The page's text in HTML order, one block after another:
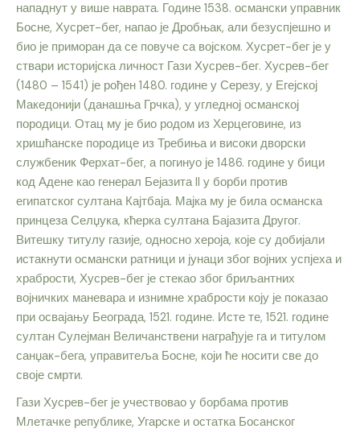
нападнут у више наврата. Године 1538. османски управник
Босне, Хусрет-бег, напао је Дробњак, али безуспјешно и
био је приморан да се повуче са војском. Хусрет-бег је у
ствари историјска личност Гази Хусрев-бег. Хусрев-бег
(1480 – 1541) је рођен 1480. године у Серезу, у Егејској
Македонији (данашња Грчка), у угледној османској
породици. Отац му је био родом из Херцеговине, из
хришћанске породице из Требиња и високи дворски
службеник Ферхат-бег, а погинуо је 1486. године у бици
код Адене као генерал Бејазита II у борби против
египатског султана Кајтбаја. Мајка му је била османска
принцеза Селџука, кћерка султана Бајазита Другог.
Витешку титулу газије, односно хероја, које су добијали
истакнути османски ратници и јунаци због војних успјеха и
храбрости, Хусрев-бег је стекао због бриљантних
војничких маневара и изнимне храбрости коју је показао
при освајању Београда, 1521. године. Исте те, 1521. године
султан Сулејман Величанствени награђује га и титулом
санџак-бега, управитеља Босне, који ће носити све до
своје смрти.
Гази Хусрев-бег је учествовао у борбама против
Млетачке републике, Угарске и остатка Босанског